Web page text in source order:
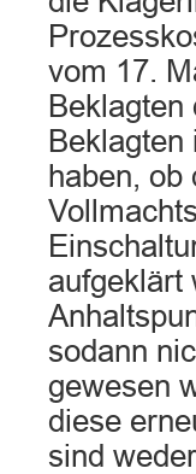
vom 17.
haben,
aufgeklärt
sodann
gewesen
diese
sind